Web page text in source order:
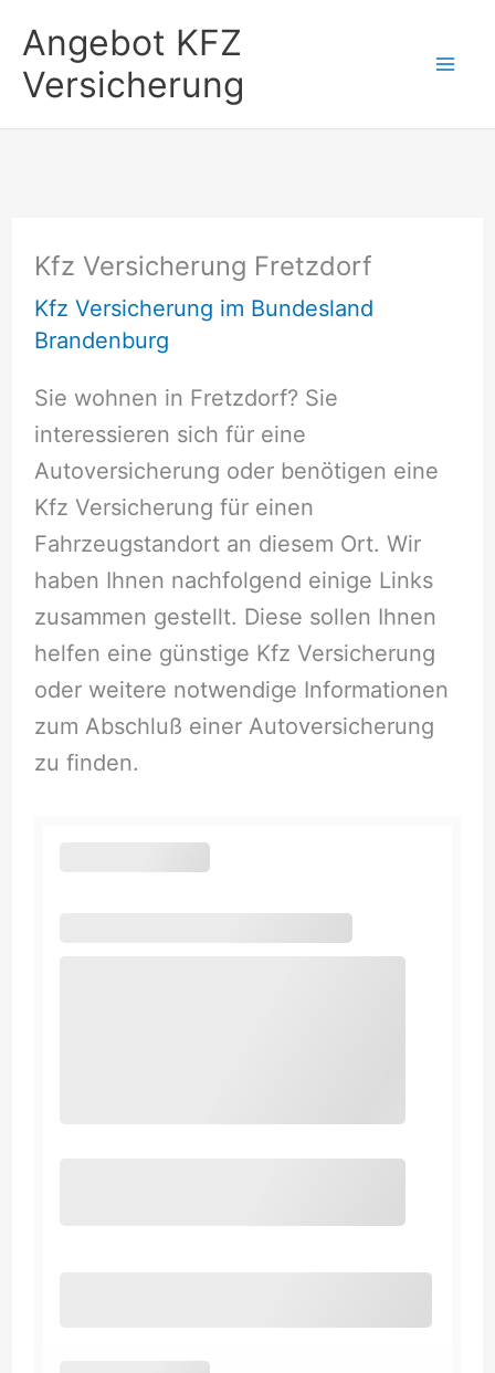
Inhalt
springen
Angebot KFZ
Versicherung
Kfz Versicherung Fretzdorf
Kfz Versicherung im Bundesland
Brandenburg
Sie wohnen in Fretzdorf? Sie
interessieren sich für eine
Autoversicherung oder benötigen eine
Kfz Versicherung für einen
Fahrzeugstandort an diesem Ort. Wir
haben Ihnen nachfolgend einige Links
zusammen gestellt. Diese sollen Ihnen
helfen eine günstige Kfz Versicherung
oder weitere notwendige Informationen
zum Abschluß einer Autoversicherung
zu finden.